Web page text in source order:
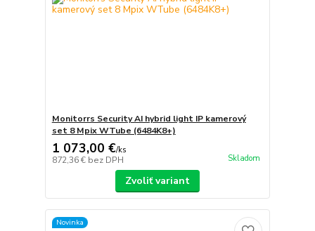
Monitorrs Security AI hybrid light IP kamerový
set 8 Mpix WTube (6484K8+)
1 073,00 €/ks
872,36 € bez DPH Skladom
Zvoliť variant
Novinka